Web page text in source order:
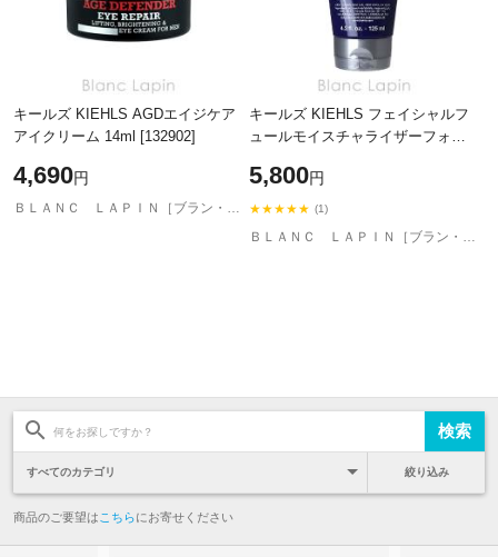
キールズ KIEHLS AGDエイジケア
アイクリーム 14ml [132902]
4,690円
ＢＬＡＮＣ ＬＡＰＩＮ［ブラン・ラパン］
キールズ KIEHLS フェイシャルフ
ュールモイスチャライザーフォー
5,800円
★★★★★ (1)
ＢＬＡＮＣ ＬＡＰＩＮ［ブラン・ラパン］
絞り込み
商品のご要望は こちらにお寄せください